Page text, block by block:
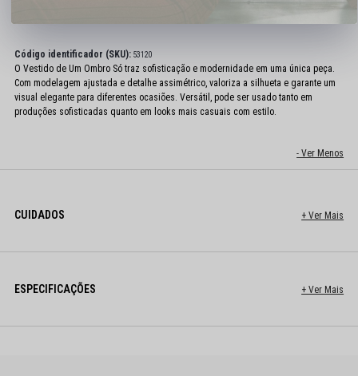
Código identificador (SKU):53120
O Vestido de Um Ombro Só traz sofisticação e modernidade em uma única peça.
Com modelagem ajustada e detalhe assimétrico, valoriza a silhueta e garante um
visual elegante para diferentes ocasiões. Versátil, pode ser usado tanto em
produções sofisticadas quanto em looks mais casuais com estilo.
CUIDADOS
ESPECIFICAÇÕES